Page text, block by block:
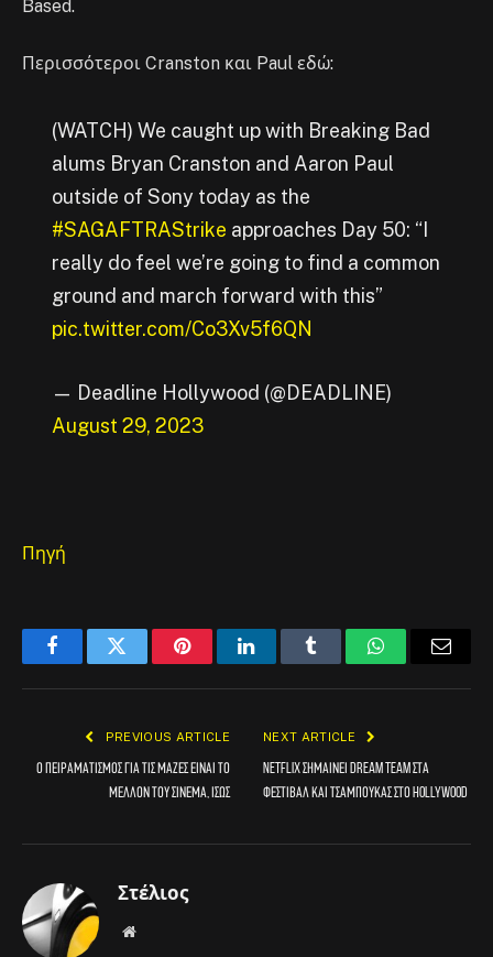
Based.
Περισσότεροι Cranston και Paul εδώ:
(WATCH) We caught up with Breaking Bad
alums Bryan Cranston and Aaron Paul
outside of Sony today as the
#SAGAFTRAStrike approaches Day 50: “I
really do feel we’re going to find a common
ground and march forward with this”
pic.twitter.com/Co3Xv5f6QN
— Deadline Hollywood (@DEADLINE)
August 29, 2023
Πηγή
FacebookTwitter PinterestLinkedInTumblr WhatsApp
PREVIOUS ARTICLE
Ο πειραματισμός για τις μάζες είναι το
μέλλον του σινεμά, ίσως
NEXT ARTICLE
Netflix σημαίνει dream team στα
φεστιβάλ και τσαμπουκάς στο Hollywood
Στέλιος
Website